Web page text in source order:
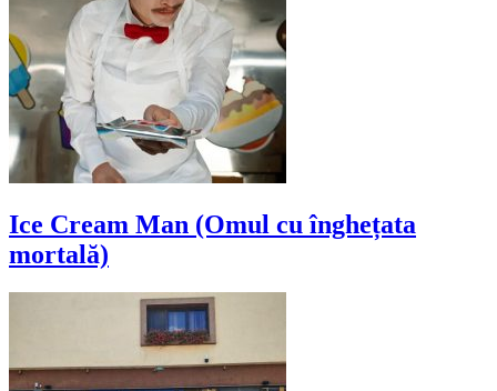
Ice Cream Man (Omul cu înghețata
mortală)